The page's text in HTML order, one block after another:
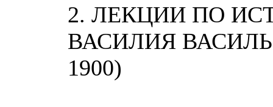
2. ЛЕКЦИИ ПО
ВАСИЛИЯ
1900)